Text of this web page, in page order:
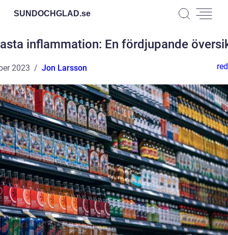
SUNDOCHGLAD.se
inflammation: En fördjupande
2023 Jon Larsson